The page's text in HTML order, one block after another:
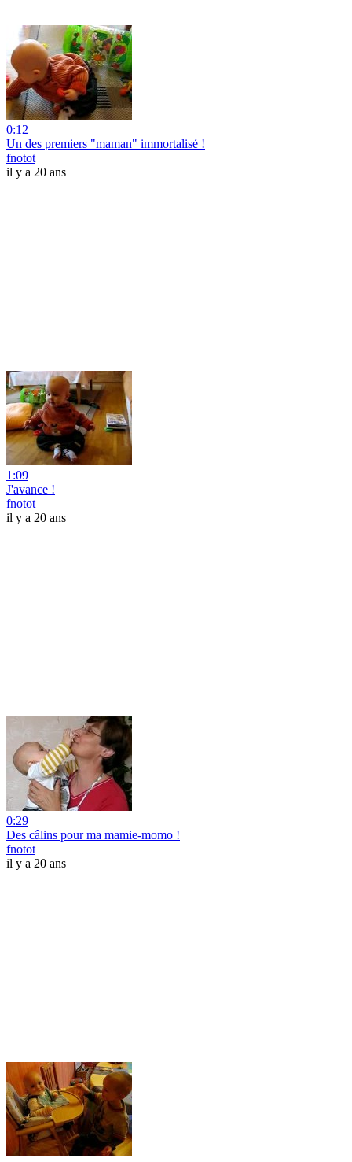
0:12
Un des premiers "maman" immortalisé !
fnotot
il y a 20 ans
1:09
J'avance !
fnotot
il y a 20 ans
0:29
Des câlins pour ma mamie-momo !
fnotot
il y a 20 ans